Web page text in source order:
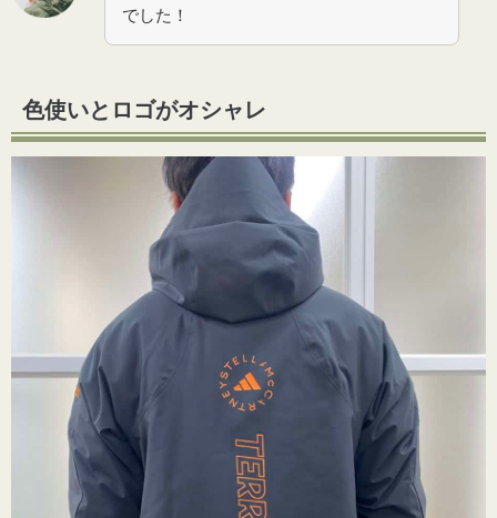
でした！
色使いとロゴがオシャレ